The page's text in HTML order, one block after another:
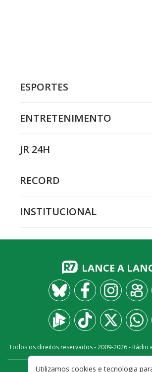
ESPORTES
ENTRETENIMENTO
JR 24H
RECORD
INSTITUCIONAL
LANCE A
Todos os direitos reservados - 2009-2026- Rádio
Utilizamos cookies e tecnologia